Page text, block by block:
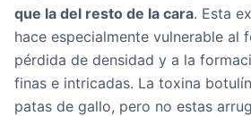
que la del resto de la cara. Esta
hace especialmente vulnerable al
pérdida de densidad y a la
finas e intricadas. La toxina
patas de gallo, pero no estas